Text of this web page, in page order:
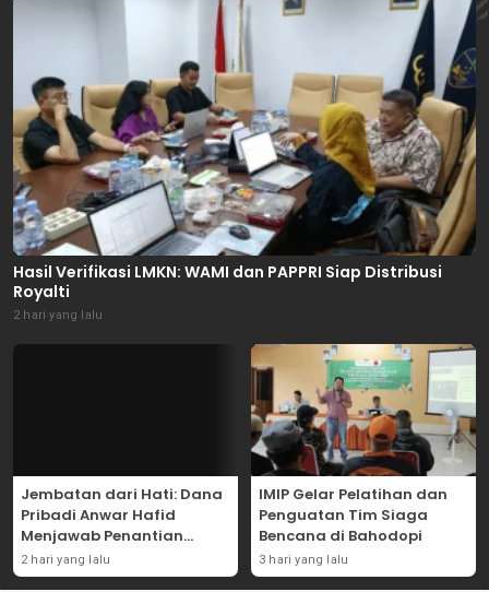
Hasil Verifikasi LMKN: WAMI dan PAPPRI Siap Distribusi
Royalti
2 hari yang lalu
Jembatan dari Hati: Dana
Pribadi Anwar Hafid
Menjawab Penantian
Warga Masungkang
2 hari yang lalu
IMIP Gelar Pelatihan dan
Penguatan Tim Siaga
Bencana di Bahodopi
3 hari yang lalu